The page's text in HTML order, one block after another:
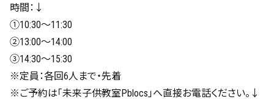
時間：↓
①10:30～11:30
②13:00～14:00
③14:30～15:30
※定員：各回6人まで・先着
※ご予約は「未来子供教室Pblocs」へ直接お電話ください。↓